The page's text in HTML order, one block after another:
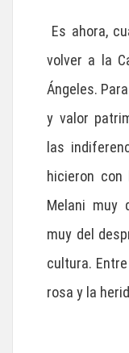
Es ahora,
volver a la
Ángeles.
y valor
las
hicieron con
Melani muy
muy del
cultura.
rosa y la